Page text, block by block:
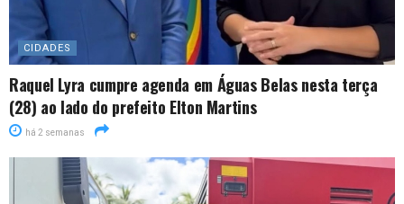
CIDADES
Raquel Lyra cumpre agenda em Águas Belas nesta terça
(28) ao lado do prefeito Elton Martins
há 2 semanas